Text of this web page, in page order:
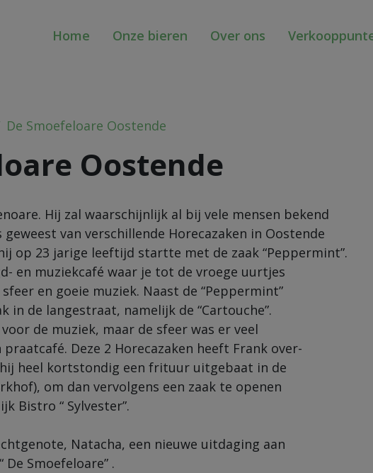
Home Onze bieren Over ons
De Smoefeloare Oostende
Oostende
Hij zal waarschijnlijk al bij vele mensen bekend
van verschillende Horecazaken in Oostende
op 23 jarige leeftijd startte met de zaak “Peppermint”.
en muziekcafé waar je tot de vroege uurtjes
en goeie muziek. Naast de “Peppermint”
in de langestraat, namelijk de “Cartouche”.
de muziek, maar de sfeer was er veel
Deze 2 Horecazaken heeft Frank over-
heel kortstondig een frituur uitgebaat in de
om dan vervolgens een zaak te openen
Bistro “ Sylvester”.
Natacha, een nieuwe uitdaging aan
Smoefeloare” .